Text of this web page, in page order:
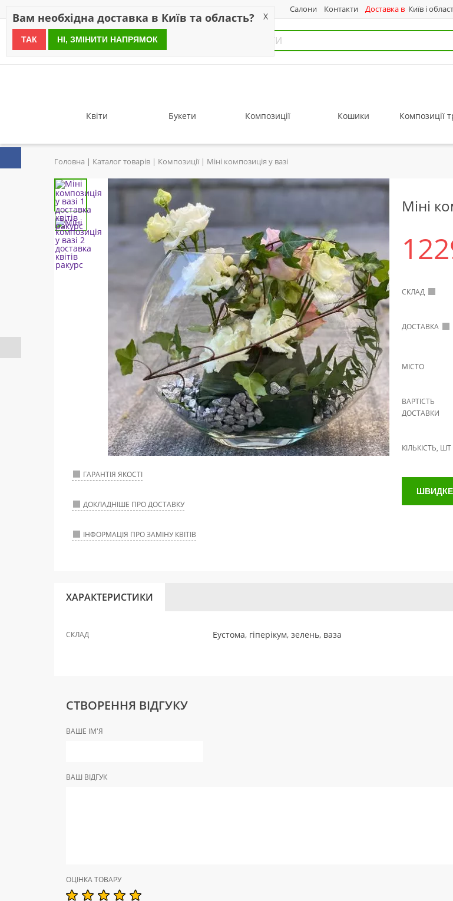
Салони Контакти Доставка в Київ і
since 1999
Квіти Букети Композиції Кошики Композиції
Головна Каталог товарів Композиції Міні композиція у вазі
ГАРАНТІЯ ЯКОСТІ
ДОКЛАДНІШЕ ПРО ДОСТАВКУ
ІНФОРМАЦІЯ ПРО ЗАМІНУ КВІТІВ
Міні
СКЛАД
ДОСТАВКА
МІСТО
ВАРТІСТЬ
ДОСТАВКИ
КІЛЬКІСТЬ, ШТ
ХАРАКТЕРИСТИКИ
СКЛАД Еустома, гіперікум, зелень, ваза
СТВОРЕННЯ ВІДГУКУ
ВАШЕ ІМ'Я
ВАШ ВІДГУК
ОЦІНКА ТОВАРУ
Вам необхідна доставка в Київ та область? X
ТАК НІ, ЗМІНИТИ НАПРЯМОК